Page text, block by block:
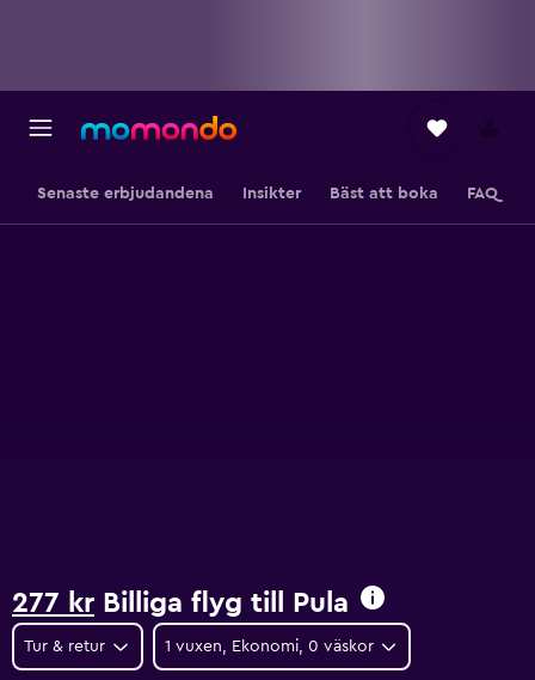
Senaste erbjudandena Insikter Bäst att boka FAQ
277 kr Billiga flyg till Pula
Tur & retur 1 vuxen, Ekonomi, 0 väskor